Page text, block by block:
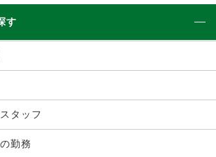
す
タッフ
勤務